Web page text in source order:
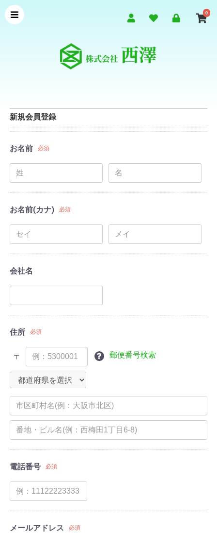
0
新規会員登録
お名前 必須
お名前(カナ) 必須
会社名
住所 必須
〒 郵便番号検索
電話番号 必須
メールアドレス 必須